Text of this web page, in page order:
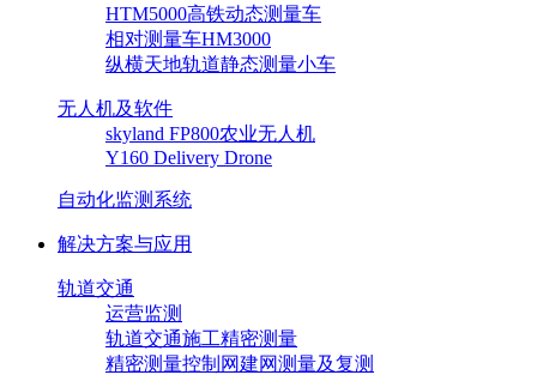
HTM5000高铁动态测量车
相对测量车HM3000
纵横天地轨道静态测量小车
无人机及软件
skyland FP800农业无人机
Y160 Delivery Drone
自动化监测系统
解决方案与应用
轨道交通
运营监测
轨道交通施工精密测量
精密测量控制网建网测量及复测